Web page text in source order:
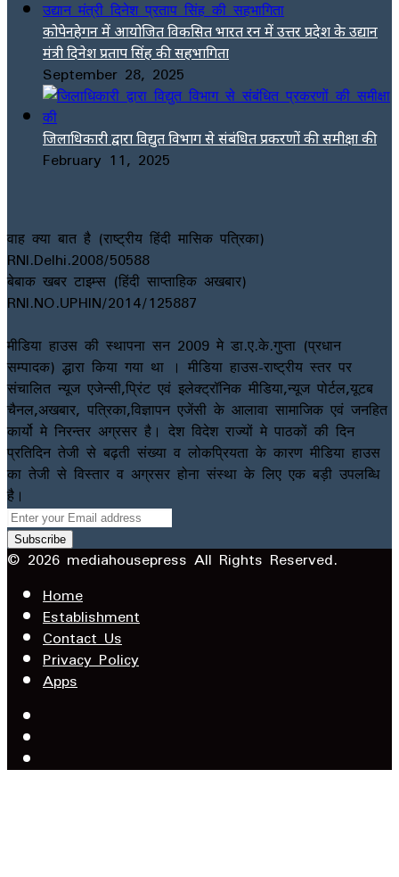
कोपेनहेगन में आयोजित विकसित भारत रन में उत्तर प्रदेश के उद्यान
मंत्री दिनेश प्रताप सिंह की सहभागिता
September 28, 2025
जिलाधिकारी द्वारा विद्युत विभाग से संबंधित प्रकरणों की समीक्षा की
February 11, 2025
वाह क्या बात है (राष्ट्रीय हिंदी मासिक पत्रिका)
RNI.Delhi.2008/50588
बेबाक खबर टाइम्स (हिंदी साप्ताहिक अखबार)
RNI.NO.UPHIN/2014/125887
मीडिया हाउस की स्थापना सन 2009 मे डा.ए.के.गुप्ता (प्रधान
सम्पादक) द्धारा किया गया था । मीडिया हाउस-राष्ट्रीय स्तर पर
संचालित न्यूज एजेन्सी,प्रिंट एवं इलेक्ट्रॉनिक मीडिया,न्यूज पोर्टल,यूटब
चैनल,अखबार, पत्रिका,विज्ञापन एजेंसी के आलावा सामाजिक एवं जनहित
कार्यो मे निरन्तर अग्रसर है। देश विदेश राज्यों मे पाठकों की दिन
प्रतिदिन तेजी से बढ़ती संख्या व लोकप्रियता के कारण मीडिया हाउस
का तेजी से विस्तार व अग्रसर होना संस्था के लिए एक बड़ी उपलब्धि
है।
Enter
your
Email
© 2026 mediahousepress All Rights Reserved.
Home
Establishment
Contact Us
Privacy Policy
Apps